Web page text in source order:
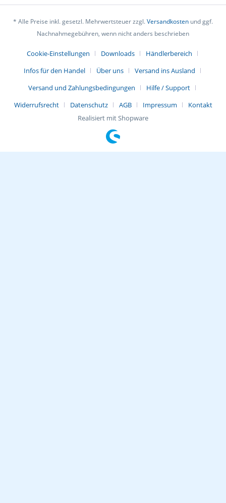
* Alle Preise inkl. gesetzl. Mehrwertsteuer zzgl.Versandkosten und ggf.
Nachnahmegebühren, wenn nicht anders beschrieben
Cookie-Einstellungen Downloads
Händlerbereich
Infos für den Handel
Über uns
Versand ins Ausland
Versand und Zahlungsbedingungen
Hilfe / Support
Widerrufsrecht
Datenschutz AGB Impressum
Kontakt
Realisiert mit Shopware